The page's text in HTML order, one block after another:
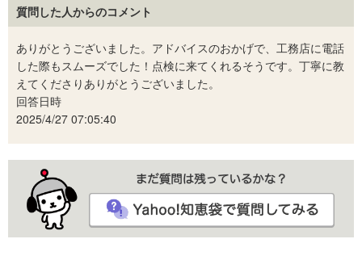
質問した人からのコメント
ありがとうございました。アドバイスのおかげで、工務店に電話
した際もスムーズでした！点検に来てくれるそうです。丁寧に教
えてくださりありがとうございました。
回答日時
2025/4/27 07:05:40